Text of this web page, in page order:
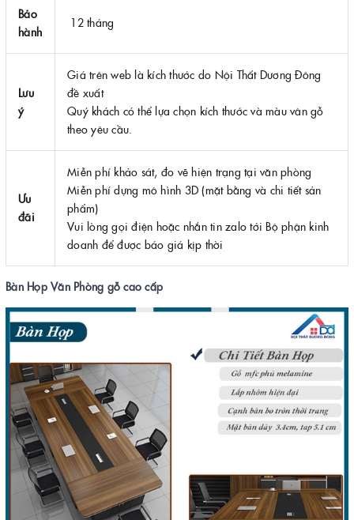
Bảo
hành
12 tháng
Lưu
ý
Giá trên web là kích thước do Nội Thất Dương Đông
đề xuất
Quý khách có thể lựa chọn kích thước và màu vân gỗ
theo yêu cầu.
Ưu
đãi
Miễn phí khảo sát, đo vẽ hiện trạng tại văn phòng
Miễn phí dựng mô hình 3D (mặt bằng và chi tiết sản
phẩm)
Vui lòng gọi điện hoặc nhắn tin zalo tới Bộ phận kinh
doanh để được báo giá kịp thời
Bàn Họp Văn Phòng gỗ cao cấp